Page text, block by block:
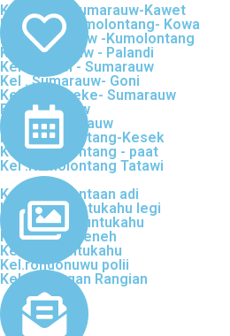
Kel. besar Sumarauw-Kawet
Kel.besar Kumolontang- Kowa
Kel .Sumarauw -Kumolontang
Kel Sumarauw - Palandi
Kel .Sanusi - Sumarauw
Kel . Sumarauw- Goni
Kel .Mananeke- Sumarauw
Fiji sumarauw
Glendi sumarauw
Kel .Kumolontang-Kesek
Kel .Kumolontang - paat
Kel .Kumolontang Tatawi
Kel.besar lontaan adi
Kel.besar runtukahu legi
Kel.lontaan runtukahu
Kel.lontaan teneh
Kel.polii runtukahu
Kel.rondonuwu polii
Kel.rindengan Rangian